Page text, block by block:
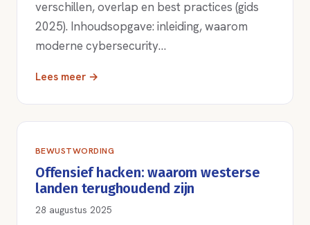
verschillen, overlap en best practices (gids
2025). Inhoudsopgave: inleiding, waarom
moderne cybersecurity…
Lees meer →
BEWUSTWORDING
Offensief hacken: waarom westerse
landen terughoudend zijn
28 augustus 2025